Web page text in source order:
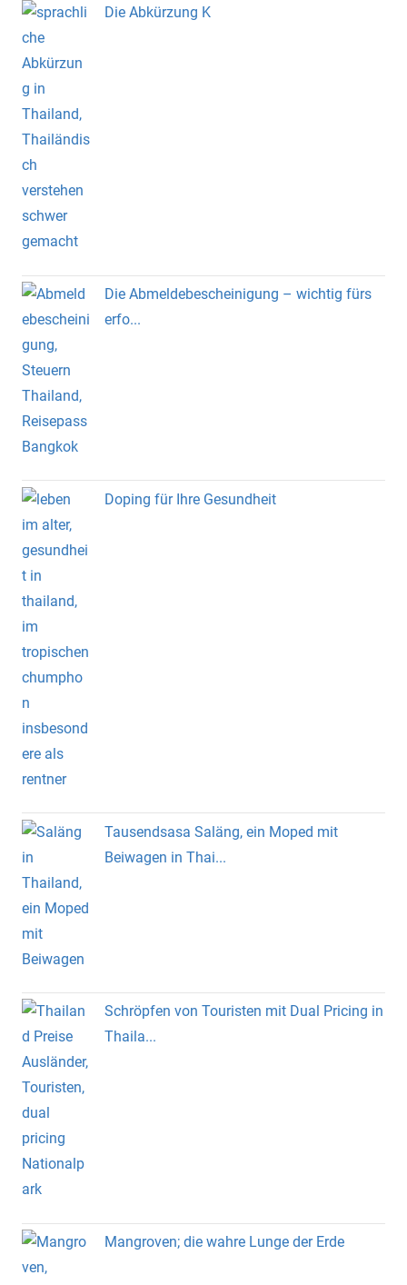
Die Abkürzung K
Die Abmeldebescheinigung – wichtig fürs
erfo...
Doping für Ihre Gesundheit
Tausendsasa Saläng, ein Moped mit
Beiwagen in Thai...
Schröpfen von Touristen mit Dual Pricing in
Thaila...
Mangroven; die wahre Lunge der Erde